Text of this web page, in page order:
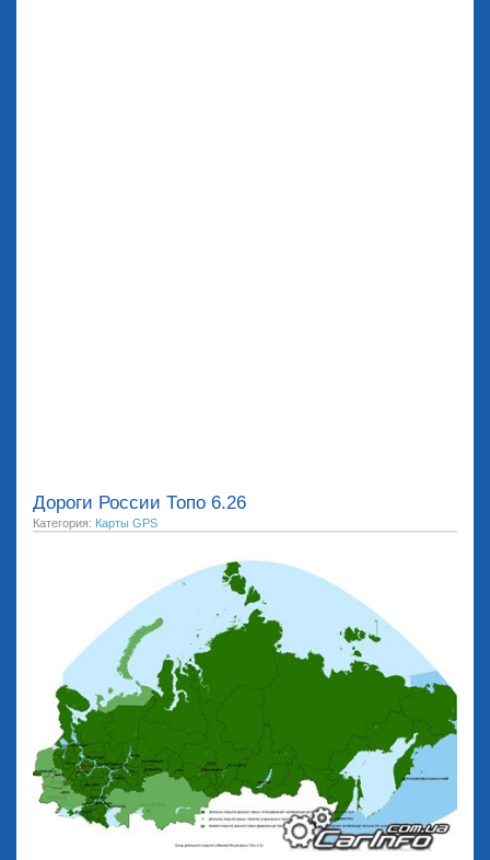
Дороги России Топо 6.26
Категория: Карты GPS